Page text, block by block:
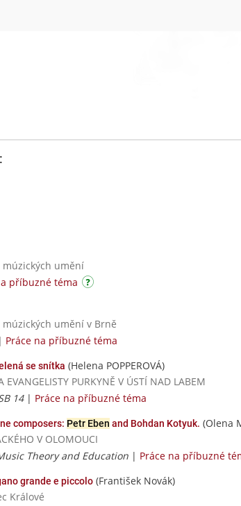
múzických umění
příbuzné téma
umění v Brně
| Práce na příbuzné téma
se snítka (Helena POPPEROVÁ)
PURKYNĚ V ÚSTÍ NAD LABEM
14| Práce na příbuzné téma
composers: Petr Eben and Bohdan Kotyuk. (Olena
V OLOMOUCI
Theory and Education | Práce na příbuzné
grande e piccolo (František Novák)
Králové